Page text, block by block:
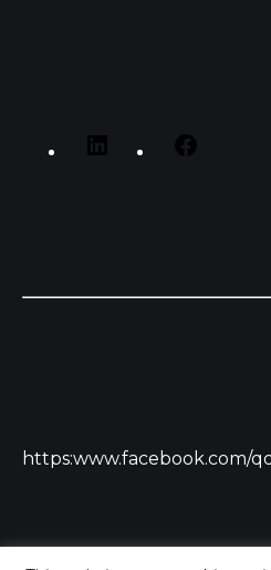
https:www.facebook.com/